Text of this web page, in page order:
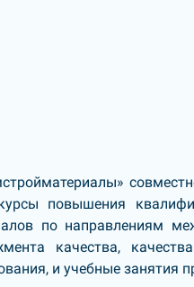
повышения
по направлениям
качества,
и учебные занятия